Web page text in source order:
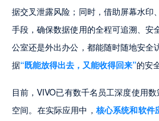
据交叉泄露风险；同时，借助屏幕水印
手段，确保数据使用的全程可追溯、安
公室还是外出办公，都能随时随地安全
据“既能放得出去，又能收得回来”的安
目前，VIVO已有数千名员工深度使用
空间。在实际应用中， 核心系统和软件